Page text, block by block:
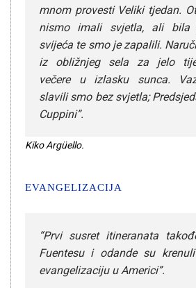
mnom provesti Veliki tjedan.
nismo imali svjetla, ali
svijeća te smo je zapalili.
iz obližnjeg sela za jelo
večere u izlasku sunca.
slavili smo bez svjetla;
Cuppini”.
Kiko Argüello.
EVANGELIZACIJA
“Prvi susret itineranata
Fuentesu i odande su
evangelizaciju u Americi”.